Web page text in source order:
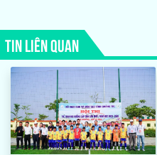
TIN LIÊN QUAN